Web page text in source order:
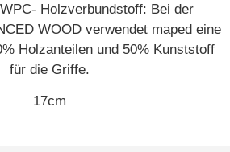
Holzverbundstoff: Bei der
WOOD verwendet maped eine
Holzanteilen und 50% Kunststoff
für die Griffe.
17cm